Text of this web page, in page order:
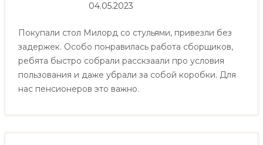
04.05.2023
Покупали стол Милорд со стульями, привезли без
задержек. Особо понравилась работа сборщиков,
ребята быстро собрали расскзаали про условия
пользования и даже убрали за собой коробки. Для
нас пенсионеров это важно.